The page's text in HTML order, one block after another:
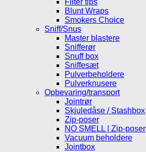
Filter tips
Blunt Wraps
Smokers Choice
Sniff/Snus
Master blastere
Snifferør
Snuff box
Sniffesæt
Pulverbeholdere
Pulverknusere
Opbevaring/transport
Jointrør
Skjuledåse / Stashbox
Zip-poser
NO SMELL | Zip-poser
Vacuum beholdere
Jointbox